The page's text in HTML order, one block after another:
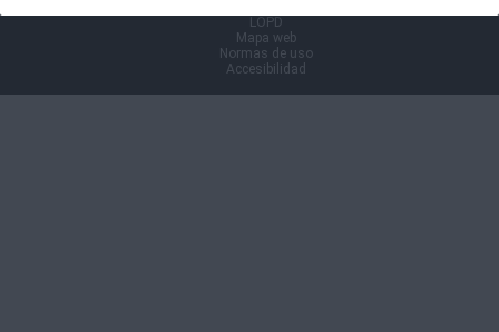
LOPD
Mapa web
Normas de uso
Accesibilidad